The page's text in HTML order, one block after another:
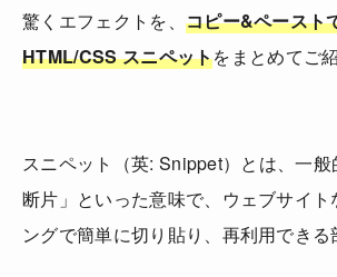
驚くエフェクトを、 コピー&ペースト
HTML/CSS スニペットをまとめてご
スニペット（英: Snippet）とは、一般
断片」といった意味で、ウェブサイト
ングで簡単に切り貼り、再利用できる